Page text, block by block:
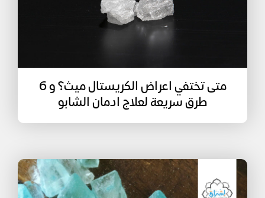
متى تختفي اعراض الكريستال ميث؟ و 6
طرق سريعة لعلاج ادمان الشابو